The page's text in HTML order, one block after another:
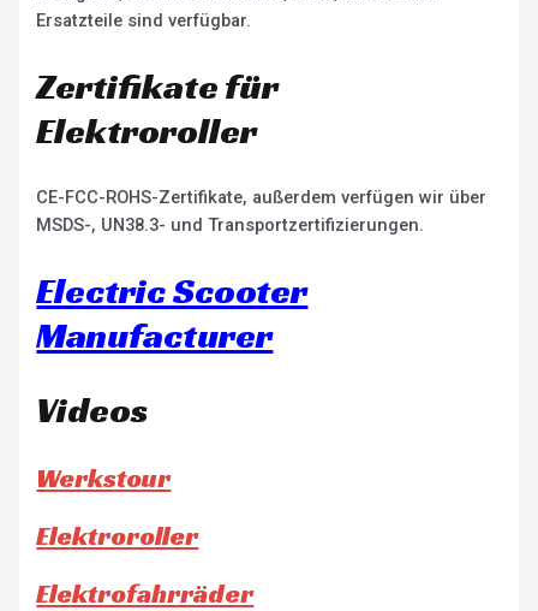
Ersatzteile sind verfügbar.
Zertifikate für
Elektroroller
CE-FCC-ROHS-Zertifikate, außerdem verfügen wir über
MSDS-, UN38.3- und Transportzertifizierungen.
Electric Scooter
Manufacturer
Videos
Werkstour
Elektroroller
Elektrofahrräder